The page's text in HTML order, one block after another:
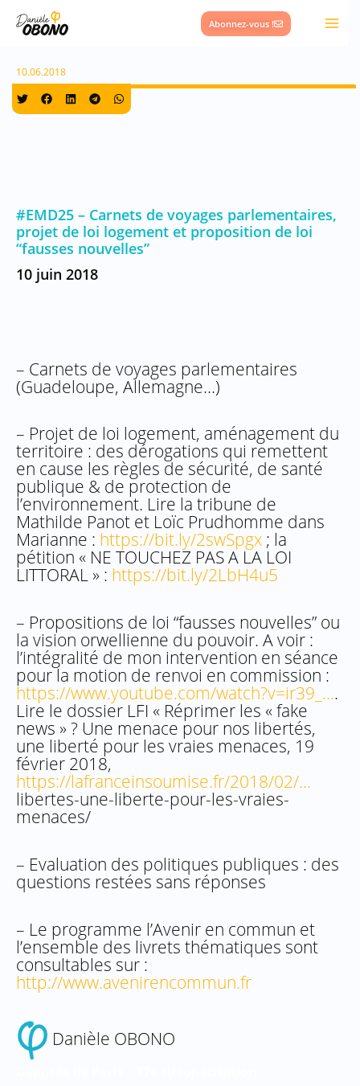
Abonnez-vous !
10.06.2018
#EMD25 – Carnets de voyages parlementaires,
projet de loi logement et proposition de loi
“fausses nouvelles”
10 juin 2018
– Carnets de voyages parlementaires
(Guadeloupe, Allemagne…)
– Projet de loi logement, aménagement du
territoire : des dérogations qui remettent
en cause les règles de sécurité, de santé
publique & de protection de
l’environnement. Lire la tribune de
Mathilde Panot et Loïc Prudhomme dans
Marianne : https://bit.ly/2swSpgx ; la
pétition « NE TOUCHEZ PAS A LA LOI
LITTORAL » : https://bit.ly/2LbH4u5
– Propositions de loi “fausses nouvelles” ou
la vision orwellienne du pouvoir. A voir :
l’intégralité de mon intervention en séance
pour la motion de renvoi en commission :
https://www.youtube.com/watch?v=ir39_….
Lire le dossier LFI « Réprimer les « fake
news » ? Une menace pour nos libertés,
une liberté pour les vraies menaces, 19
février 2018,
https://lafranceinsoumise.fr/2018/02/…
libertes-une-liberte-pour-les-vraies-
menaces/
– Evaluation des politiques publiques : des
questions restées sans réponses
– Le programme l’Avenir en commun et
l’ensemble des livrets thématiques sont
consultables sur :
http://www.avenirencommun.fr
Danièle OBONO